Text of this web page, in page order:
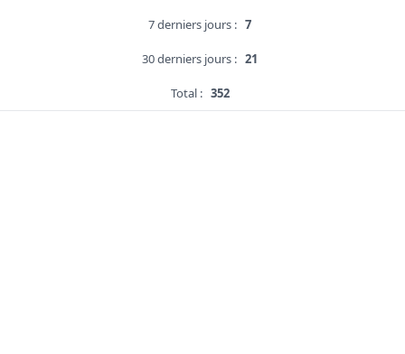
7 derniers jours : 7
30 derniers jours : 21
Total : 352